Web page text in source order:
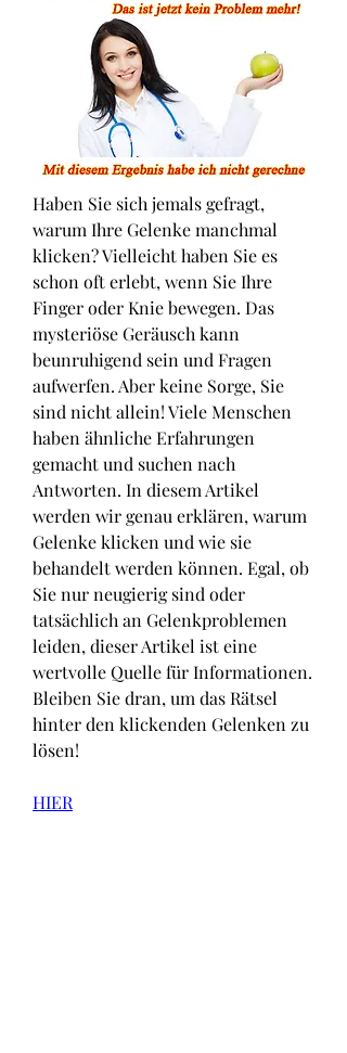
Haben Sie sich jemals gefragt,
warum Ihre Gelenke manchmal
klicken? Vielleicht haben Sie es
schon oft erlebt, wenn Sie Ihre
Finger oder Knie bewegen. Das
mysteriöse Geräusch kann
beunruhigend sein und Fragen
aufwerfen. Aber keine Sorge, Sie
sind nicht allein! Viele Menschen
haben ähnliche Erfahrungen
gemacht und suchen nach
Antworten. In diesem Artikel
werden wir genau erklären, warum
Gelenke klicken und wie sie
behandelt werden können. Egal, ob
Sie nur neugierig sind oder
tatsächlich an Gelenkproblemen
leiden, dieser Artikel ist eine
wertvolle Quelle für Informationen.
Bleiben Sie dran, um das Rätsel
hinter den klickenden Gelenken zu
lösen!
HIER